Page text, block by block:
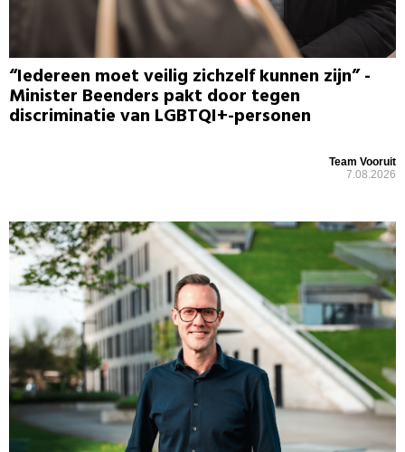
“Iedereen moet veilig zichzelf kunnen zijn” -
Minister Beenders pakt door tegen
discriminatie van LGBTQI+-personen
Team Vooruit
7.08.2026